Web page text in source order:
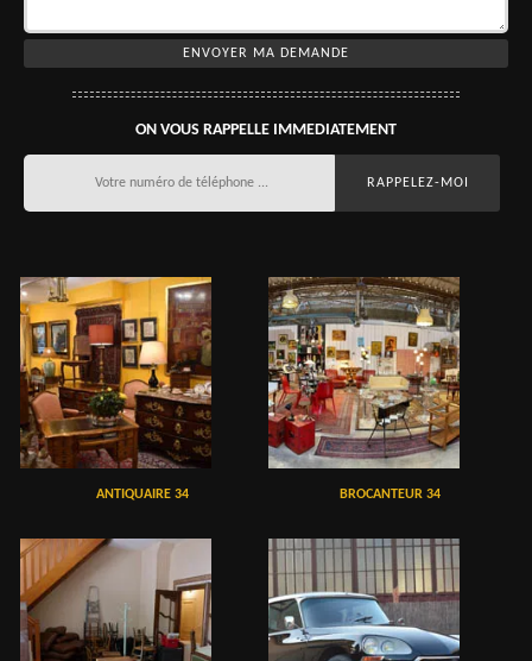
ON VOUS RAPPELLE IMMEDIATEMENT
ANTIQUAIRE 34 BROCANTEUR 34